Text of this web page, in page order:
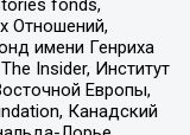
fonds,
Отношений,
имени Генриха
Insider, Институт
Европы,
Канадский